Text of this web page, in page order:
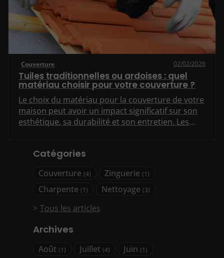
Catégories
Couverture (4) Zinguerie(1)
Charpente (1) Nettoyage(3)
Tous les articles
Archives
Août (1) Juillet(4) Juin(1)
Couverture 02/02/2026
Tuiles traditionnelles ou ardoises : quel
matériau choisir pour votre couverture ?
Le choix du matériau pour la couverture de votre
maison peut avoir un impact significatif sur son
esthétique, sa durabilité et son entretien. Les
avantages et inconvénients. Cet article vous
caractéristiques de chaque matériau.